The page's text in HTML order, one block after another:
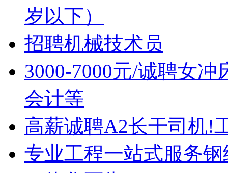
岁以下）
招聘机械技术员
3000-7000元/诚聘女
会计等
高薪诚聘A2长干司机!
专业工程一站式服务